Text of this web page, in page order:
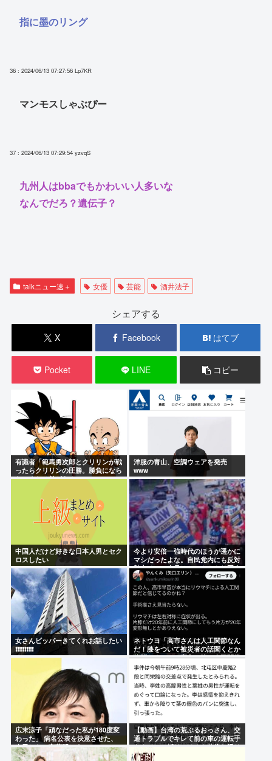
指に墨のリング
36 : 2024/06/13 07:27:56 Lp7KR
マンモスしゃぶぴー
37 : 2024/06/13 07:29:54 yzvqS
九州人はbbaでもかわいい人多いな
なんでだろ？遺伝子？
talkニュー速＋ 女優 芸能 酒井法子
シェアする
X Facebook はてブ
Pocket LINE コピー
有識者「範馬勇次郎とクリリンが戦
ったらクリリンの圧勝。勝負になら
ないぐらい差がある」
洋服の青山、空調ウェアを発売
www
中国人だけど好きな日本人男とセク
ロスしたい
今より安倍一強時代のほうが遥かに
マシだったよな。自民党内にも反対
勢力はいて会見はちゃんとやり国会
にも出席、僅かに常識もあった
女さんビッパーきてくれお話したい
❗❗❗❗❗❗❗❗❗❗
ネトウヨ「高市さんは人工関節なん
だ！膝をついて被災者の話聞くとか
拷問だろ！」⇒高市の膝に人工関節
の手術痕が見当たらない
広末涼子「頑なだった私が180度変
わった」 病名公表を決意させた、
次男からの言葉明かす
【動画】台湾の荒ぶるおっさん、交
通トラブルでキレて前の車の運転手
をナイフで斬りつけるも壮絶な返り
討ちにあう